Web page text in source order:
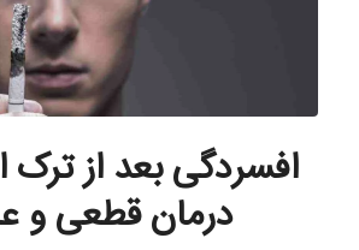
افسردگی بعد از ترک
درمان قطعی و